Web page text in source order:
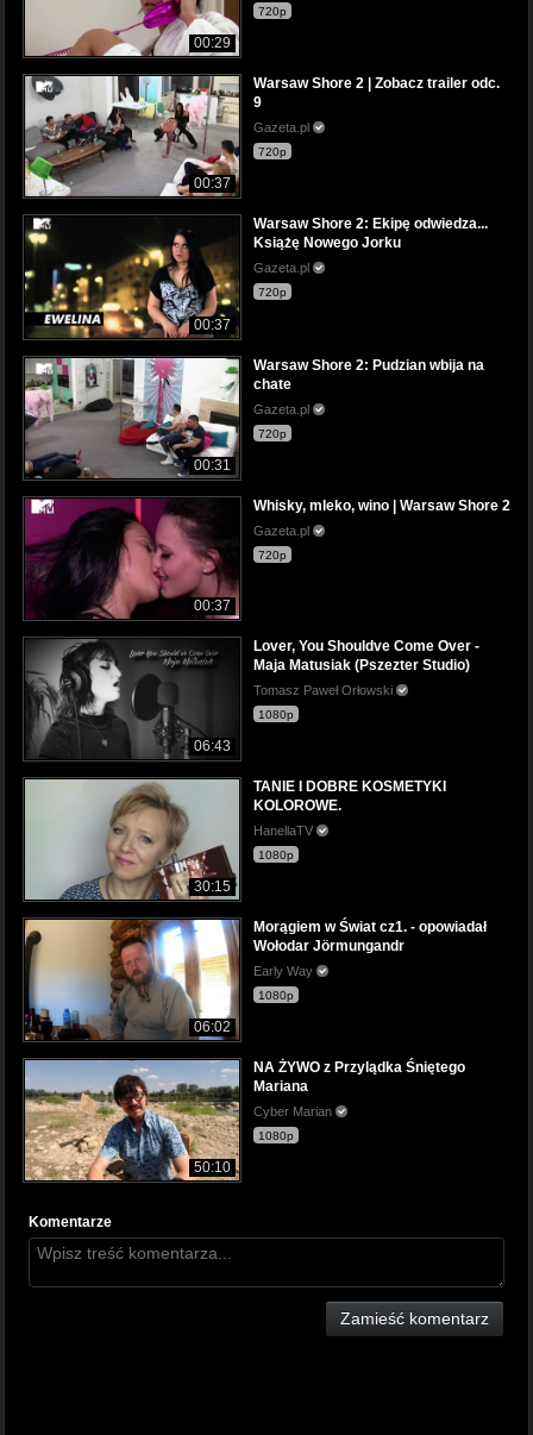
00:29
720p
00:37
Warsaw Shore 2 | Zobacz trailer odc.
9
Gazeta.pl
720p
00:37
Warsaw Shore 2: Ekipę odwiedza...
Książę Nowego Jorku
Gazeta.pl
720p
00:31
Warsaw Shore 2: Pudzian wbija na
chate
Gazeta.pl
720p
00:37
Whisky, mleko, wino | Warsaw Shore 2
Gazeta.pl
720p
06:43
Lover, You Shouldve Come Over -
Maja Matusiak (Pszezter Studio)
Tomasz Paweł Orłowski
1080p
30:15
TANIE I DOBRE KOSMETYKI
KOLOROWE.
HanellaTV
1080p
06:02
Morągiem w Świat cz1. - opowiadał
Wołodar Jörmungandr
Early Way
1080p
50:10
NA ŻYWO z Przylądka Śniętego
Mariana
Cyber Marian
1080p
Komentarze
Zamieść komentarz